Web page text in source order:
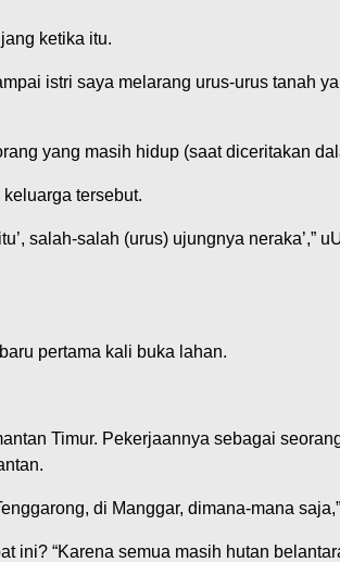
ketika itu.
istri saya melarang urus-urus tanah
yang masih hidup (saat diceritakan
tersebut.
salah-salah (urus) ujungnya neraka’,”
pertama kali buka lahan.
Timur. Pekerjaannya sebagai
di Manggar, dimana-mana
ini? “Karena semua masih hutan